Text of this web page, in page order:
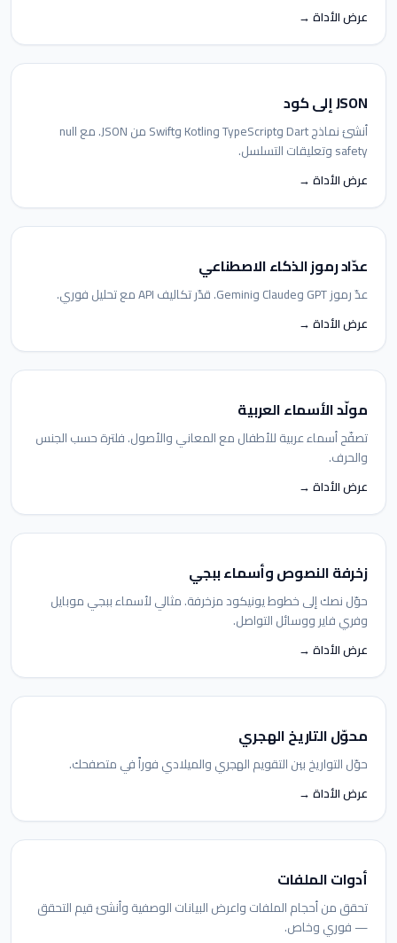
عرض الأداة →
JSON إلى كود
أنشئ نماذج Dart وTypeScript وKotlin وSwift من JSON. مع null
safety وتعليقات التسلسل.
عرض الأداة →
عدّاد رموز الذكاء الاصطناعي
عدّ رموز GPT وClaude وGemini. قدّر تكاليف API مع تحليل فوري.
عرض الأداة →
مولّد الأسماء العربية
تصفّح أسماء عربية للأطفال مع المعاني والأصول. فلترة حسب الجنس
والحرف.
عرض الأداة →
زخرفة النصوص وأسماء ببجي
حوّل نصك إلى خطوط يونيكود مزخرفة. مثالي لأسماء ببجي موبايل
وفري فاير ووسائل التواصل.
عرض الأداة →
محوّل التاريخ الهجري
حوّل التواريخ بين التقويم الهجري والميلادي فوراً في متصفحك.
عرض الأداة →
أدوات الملفات
تحقق من أحجام الملفات واعرض البيانات الوصفية وأنشئ قيم التحقق
— فوري وخاص.